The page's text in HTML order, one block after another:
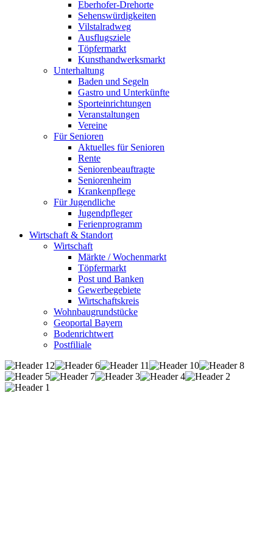
Eberhofer-Drehorte
Sehenswürdigkeiten
Vilstalradweg
Ausflugsziele
Töpfermarkt
Kunsthandwerksmarkt
Unterhaltung
Baden und Segeln
Gastro und Unterkünfte
Sporteinrichtungen
Veranstaltungen
Vereine
Für Senioren
Aktuelles für Senioren
Rente
Seniorenbeauftragte
Seniorenheim
Krankenpflege
Für Jugendliche
Jugendpfleger
Ferienprogramm
Wirtschaft & Standort
Wirtschaft
Märkte / Wochenmarkt
Töpfermarkt
Post und Banken
Gewerbegebiete
Wirtschaftskreis
Wohnbaugrundstücke
Geoportal Bayern
Bodenrichtwert
Postfiliale